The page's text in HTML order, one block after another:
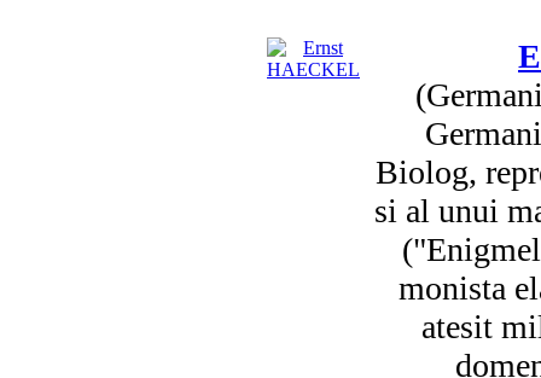
Biolog,
si al unui
monista
atesit